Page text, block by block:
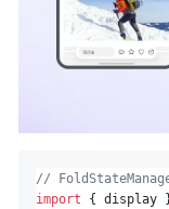
//
import { display